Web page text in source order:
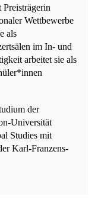
Preisträgerin
Wettbewerbe
als
im In- und
arbeitet sie als
der
Universität
Studies mit
Karl-Franzens-